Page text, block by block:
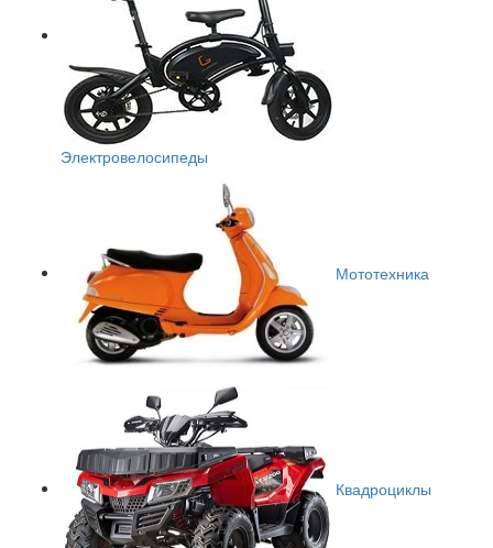
Электровелосипеды
Мототехника
Квадроциклы